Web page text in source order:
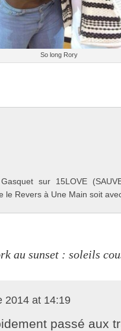
So long Rory
sur 15LOVE
le Re­v­ers à Une Main soit
au sunset : soleils
2014 at 14:19
passé aux